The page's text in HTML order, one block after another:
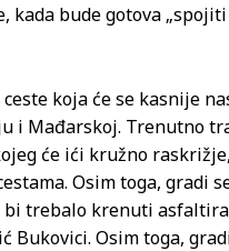
kada bude gotova „spojiti
koja će se kasnije
i Mađarskoj. Trenutno
će ići kružno
Osim toga, gradi
bi trebalo krenuti
Bukovici. Osim toga,